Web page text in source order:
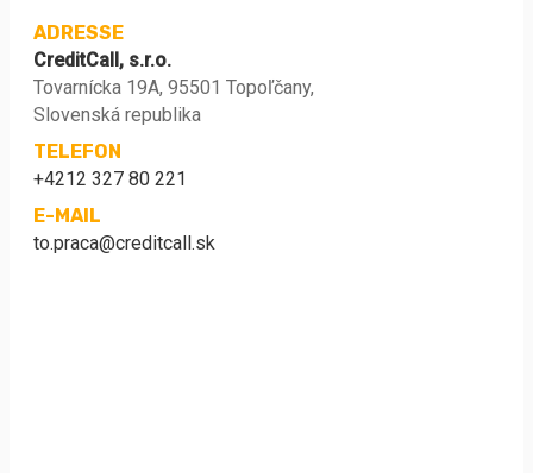
ADRESSE
CreditCall, s.r.o.
Tovarnícka 19A, 95501 Topoľčany,
Slovenská republika
TELEFON
+4212 327 80 221
E-MAIL
to.praca@creditcall.sk